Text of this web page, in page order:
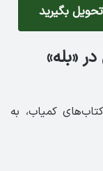
بگیرید
«بله»
کمیاب، به